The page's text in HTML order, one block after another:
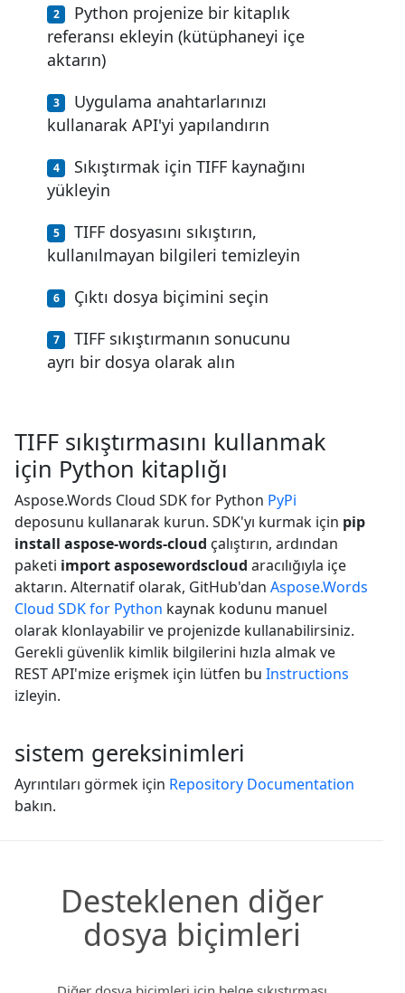
Python projenize bir kitaplık
referansı ekleyin (kütüphaneyi içe
aktarın)
Uygulama anahtarlarınızı
kullanarak API'yi yapılandırın
Sıkıştırmak için TIFF kaynağını
yükleyin
TIFF dosyasını sıkıştırın,
kullanılmayan bilgileri temizleyin
Çıktı dosya biçimini seçin
TIFF sıkıştırmanın sonucunu
ayrı bir dosya olarak alın
TIFF sıkıştırmasını kullanmak
için Python kitaplığı
Aspose.Words Cloud SDK for Python PyPi
deposunu kullanarak kurun. SDK'yı kurmak için pip
install aspose-words-cloud çalıştırın, ardından
paketi import asposewordscloud aracılığıyla içe
aktarın. Alternatif olarak, GitHub'dan Aspose.Words
Cloud SDK for Python kaynak kodunu manuel
olarak klonlayabilir ve projenizde kullanabilirsiniz.
Gerekli güvenlik kimlik bilgilerini hızla almak ve
REST API'mize erişmek için lütfen bu Instructions
izleyin.
sistem gereksinimleri
Ayrıntıları görmek için Repository Documentation
bakın.
Desteklenen diğer
dosya biçimleri